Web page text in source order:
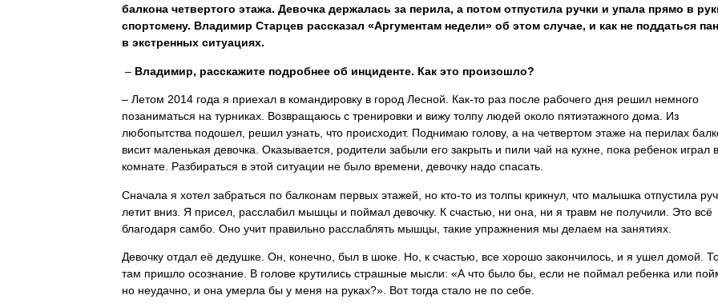
балкона четвертого этажа. Девочка держалась за перила, а потом отпустила ручки и упала прямо в
спортсмену. Владимир Старцев рассказал «Аргументам недели» об этом случае, и как не поддаться
в экстренных ситуациях.
– Владимир, расскажите подробнее об инциденте. Как это произошло?
– Летом 2014 года я приехал в командировку в город Лесной. Как-то раз после рабочего дня решил немного
позаниматься на турниках. Возвращаюсь с тренировки и вижу толпу людей около пятиэтажного дома. Из
любопытства подошел, решил узнать, что происходит. Поднимаю голову, а на четвертом этаже на перилах
висит маленькая девочка. Оказывается, родители забыли его закрыть и пили чай на кухне, пока ребенок играл в
комнате. Разбираться в этой ситуации не было времени, девочку надо спасать.
Сначала я хотел забраться по балконам первых этажей, но кто-то из толпы крикнул, что малышка отпустила
летит вниз. Я присел, расслабил мышцы и поймал девочку. К счастью, ни она, ни я травм не получили. Это всё
благодаря самбо. Оно учит правильно расслаблять мышцы, такие упражнения мы делаем на занятиях.
Девочку отдал её дедушке. Он, конечно, был в шоке. Но, к счастью, все хорошо закончилось, и я ушел домой.
там пришло осознание. В голове крутились страшные мысли: «А что было бы, если не поймал ребенка или
но неудачно, и она умерла бы у меня на руках?». Вот тогда стало не по себе.